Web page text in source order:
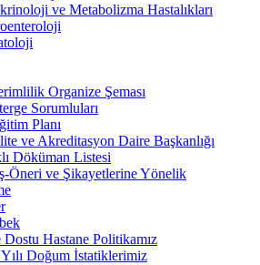
ve Metabolizma Hastalıkları
Organize Şeması
Sorumluları
Planı
ve Akreditasyon Daire Başkanlığı
Döküman Listesi
Öneri ve Şikayetlerine Yönelik
Dostu Hastane Politikamız
Doğum İstatiklerimiz